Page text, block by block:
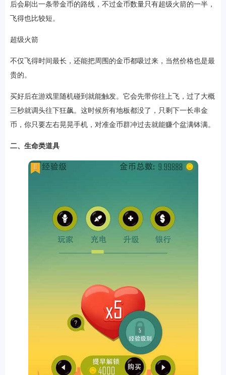
后会刷出一条带金币的路线，不过金币数量只有超级火箭的一半，
飞得也比较短。
超级火箭
不仅飞得时间最长，还能把周围的金币都吸过来，当然价格也是最
贵的。
买好后在游戏里随机碰到就能触发。它会先带你往上飞，过了大概
三秒就调头往下狂飙。这时候所有地板都没了，只剩下一长串金
币，你只要左右晃晃手机，对准金币群冲过去就能赚个盆满钵满。
二、生命类道具